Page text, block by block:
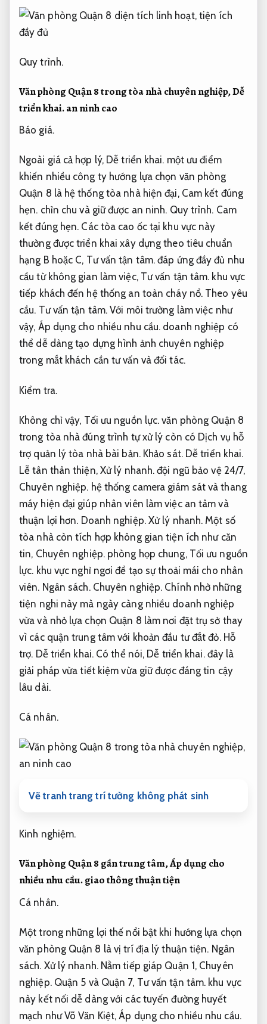
Quy trình.
Văn phòng Quận 8 trong tòa nhà chuyên nghiệp,Dễ
triển khai.an ninh cao
Báo giá.
Ngoài giá cả hợp lý, Dễ triển khai. một ưu điểm
khiến nhiều công ty hướng lựa chọn văn phòng
Quận 8 là hệ thống tòa nhà hiện đại, Cam kết đúng
hẹn. chỉn chu và giữ được an ninh. Quy trình. Cam
kết đúng hẹn. Các tòa cao ốc tại khu vực này
thường được triển khai xây dựng theo tiêu chuẩn
hạng B hoặc C, Tư vấn tận tâm. đáp ứng đầy đủ nhu
cầu từ không gian làm việc, Tư vấn tận tâm. khu vực
tiếp khách đến hệ thống an toàn cháy nổ. Theo yêu
cầu. Tư vấn tận tâm. Với môi trường làm việc như
vậy, Áp dụng cho nhiều nhu cầu. doanh nghiệp có
thể dễ dàng tạo dựng hình ảnh chuyên nghiệp
trong mắt khách cần tư vấn và đối tác.
Kiểm tra.
Không chỉ vậy, Tối ưu nguồn lực. văn phòng Quận 8
trong tòa nhà đúng trình tự xử lý còn có Dịch vụ hỗ
trợ quản lý tòa nhà bài bản. Khảo sát. Dễ triển khai.
Lễ tân thân thiện, Xử lý nhanh. đội ngũ bảo vệ 24/7,
Chuyên nghiệp. hệ thống camera giám sát và thang
máy hiện đại giúp nhân viên làm việc an tâm và
thuận lợi hơn. Doanh nghiệp. Xử lý nhanh. Một số
tòa nhà còn tích hợp không gian tiện ích như căn
tin, Chuyên nghiệp.phòng họp chung, Tối ưu nguồn
lực. khu vực nghỉ ngơi để tạo sự thoải mái cho nhân
viên. Ngân sách. Chuyên nghiệp. Chính nhờ những
tiện nghi này mà ngày càng nhiều doanh nghiệp
vừa và nhỏ lựa chọn Quận 8 làm nơi đặt trụ sở thay
vì các quận trung tâm với khoản đầu tư đắt đỏ. Hỗ
trợ. Dễ triển khai.Có thể nói, Dễ triển khai.đây là
giải pháp vừa tiết kiệm vừa giữ được đáng tin cậy
lâu dài.
Cá nhân.
Vẽ tranh trang trí tường không phát sinh
Kinh nghiệm.
Văn phòng Quận 8 gần trung tâm,Áp dụng cho
nhiều nhu cầu.giao thông thuận tiện
Cá nhân.
Một trong những lợi thế nổi bật khi hướng lựa chọn
văn phòng Quận 8 là vị trí địa lý thuận tiện. Ngân
sách. Xử lý nhanh.Nằm tiếp giáp Quận 1, Chuyên
nghiệp.Quận 5 và Quận 7, Tư vấn tận tâm. khu vực
này kết nối dễ dàng với các tuyến đường huyết
mạch như Võ Văn Kiệt, Áp dụng cho nhiều nhu cầu.